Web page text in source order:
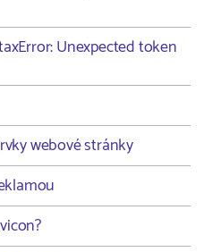
Unexpected token
webové stránky